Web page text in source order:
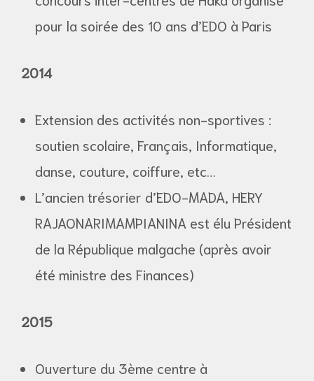
pour la soirée des 10 ans d’EDO à Paris
2014
Extension des activités non-sportives :
soutien scolaire, Français, Informatique,
danse, couture, coiffure, etc…
L’ancien trésorier d’EDO-MADA, HERY
RAJAONARIMAMPIANINA est élu Président
de la République malgache (après avoir
été ministre des Finances)
2015
Ouverture du 3ème centre à